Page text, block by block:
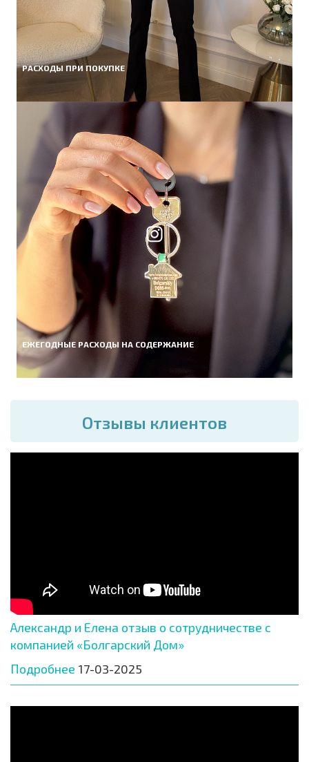
РАСХОДЫ ПРИ ПОКУПКЕ
ЕЖЕГОДНЫЕ РАСХОДЫ НА СОДЕРЖАНИЕ
Отзывы клиентов
Александр и Елена отзыв о сотрудничестве с
компанией «Болгарский Дом»
Подробнее 17-03-2025